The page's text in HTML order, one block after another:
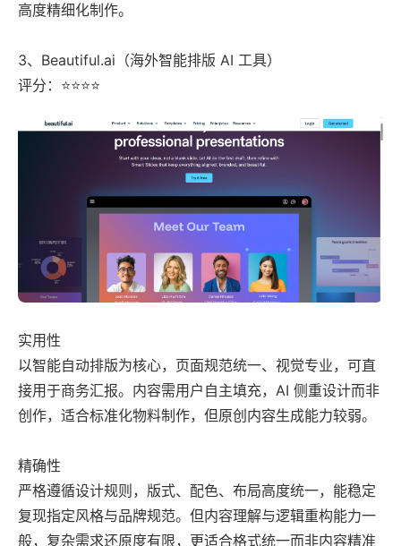
高度精细化制作。
3、Beautiful.ai（海外智能排版 AI 工具）
评分：⭐⭐⭐⭐
实用性
以智能自动排版为核心，页面规范统一、视觉专业，可直
接用于商务汇报。内容需用户自主填充，AI 侧重设计而非
创作，适合标准化物料制作，但原创内容生成能力较弱。
精确性
严格遵循设计规则，版式、配色、布局高度统一，能稳定
复现指定风格与品牌规范。但内容理解与逻辑重构能力一
般，复杂需求还原度有限，更适合格式统一而非内容精准